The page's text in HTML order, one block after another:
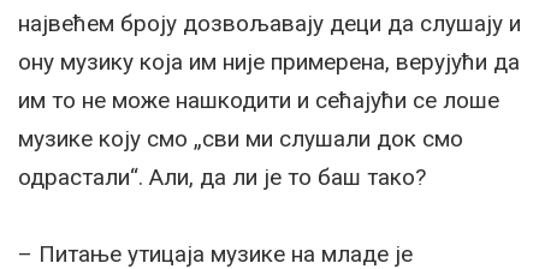
највећем броју дозвољавају деци да слушају и
ону музику која им није примерена, верујући да
им то не може нашкодити и сећајући се лоше
музике коју смо „сви ми слушали док смо
одрастали“. Али, да ли је то баш тако?
– Питање утицаја музике на младе је